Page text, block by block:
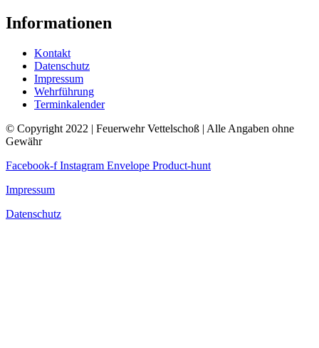
Informationen
Kontakt
Datenschutz
Impressum
Wehrführung
Terminkalender
© Copyright 2022 | Feuerwehr Vettelschoß | Alle Angaben ohne
Gewähr
Facebook-f Instagram Envelope Product-hunt
Impressum
Datenschutz